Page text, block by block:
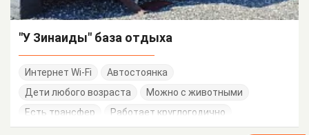
"У Зинаиды" база отдыха
Интернет Wi-Fi
Автостоянка
Дети любого возраста
Можно с животными
Есть трансфер
Работает круглогодично